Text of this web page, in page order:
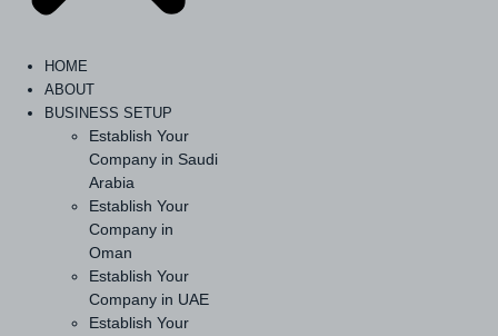
HOME
ABOUT
BUSINESS SETUP
Establish Your
Company in Saudi
Arabia
Establish Your
Company in
Oman
Establish Your
Company in UAE
Establish Your